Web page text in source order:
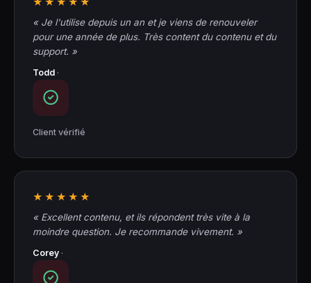
« Je l'utilise depuis un an et je viens de renouveler
pour une année de plus. Très content du contenu et du
support. »
Todd ·
Client vérifié
★★★★★
« Excellent contenu, et ils répondent très vite à la
moindre question. Je recommande vivement. »
Corey ·